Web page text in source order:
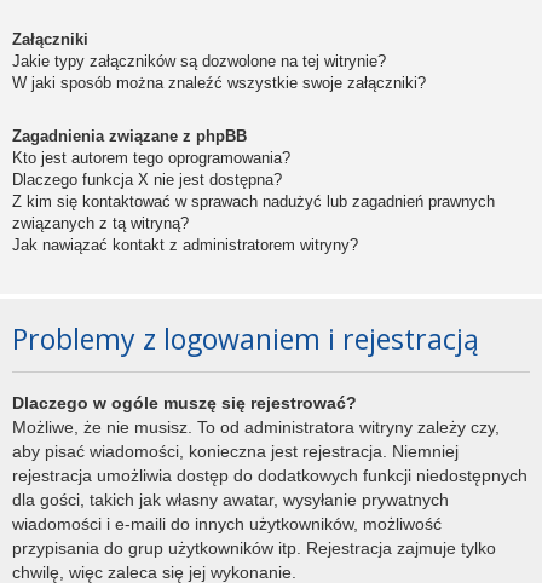
Załączniki
Jakie typy załączników są dozwolone na tej witrynie?
W jaki sposób można znaleźć wszystkie swoje załączniki?
Zagadnienia związane z phpBB
Kto jest autorem tego oprogramowania?
Dlaczego funkcja X nie jest dostępna?
Z kim się kontaktować w sprawach nadużyć lub zagadnień prawnych
związanych z tą witryną?
Jak nawiązać kontakt z administratorem witryny?
Problemy z logowaniem i rejestracją
Dlaczego w ogóle muszę się rejestrować?
Możliwe, że nie musisz. To od administratora witryny zależy czy,
aby pisać wiadomości, konieczna jest rejestracja. Niemniej
rejestracja umożliwia dostęp do dodatkowych funkcji niedostępnych
dla gości, takich jak własny awatar, wysyłanie prywatnych
wiadomości i e-maili do innych użytkowników, możliwość
przypisania do grup użytkowników itp. Rejestracja zajmuje tylko
chwilę, więc zaleca się jej wykonanie.